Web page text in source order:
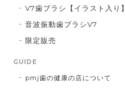
V7歯ブラシ【イラスト入り】
音波振動歯ブラシV7
限定販売
GUIDE
pmj歯の健康の店について